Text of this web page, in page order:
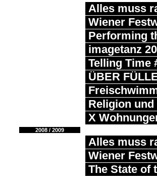
Alles muss
Wiener
Performing
imagetanz
Telling Time
ÜBER
Religion
X
2008 / 2009
Alles muss
Wiener
The State of